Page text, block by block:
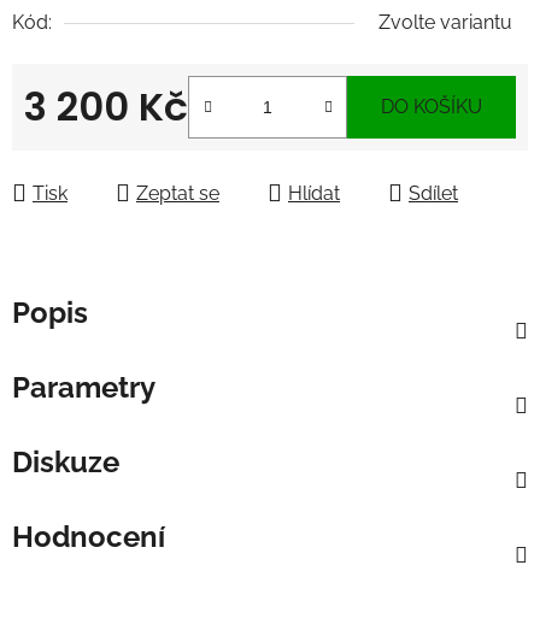
Kód:
Zvolte variantu
3 200 Kč DO KOŠÍKU
Tisk Zeptat se Hlídat Sdílet
Popis
Parametry
Diskuze
Hodnocení